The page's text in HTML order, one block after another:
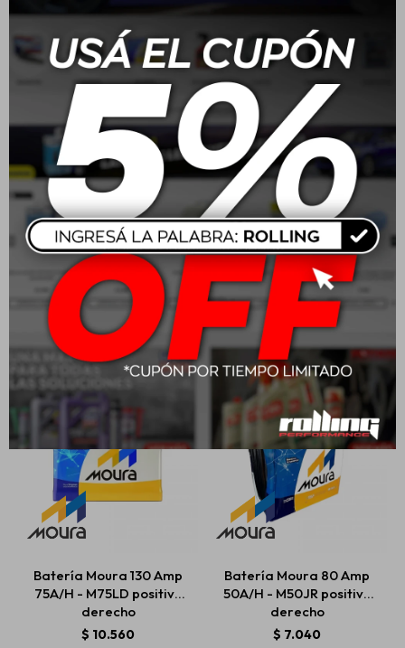
Batería Moura 165 Amp
100A/H - ME100HA
positivo medio
13.160
Batería Moura 70/75
Amp 48A/H - M48FD
positivo derecho
6.160
Batería Moura 130 Amp
75A/H - M75LD positivo
derecho
$ 10.560
Batería Moura 80 Amp
50A/H - M50JR positivo
derecho
$ 7.040